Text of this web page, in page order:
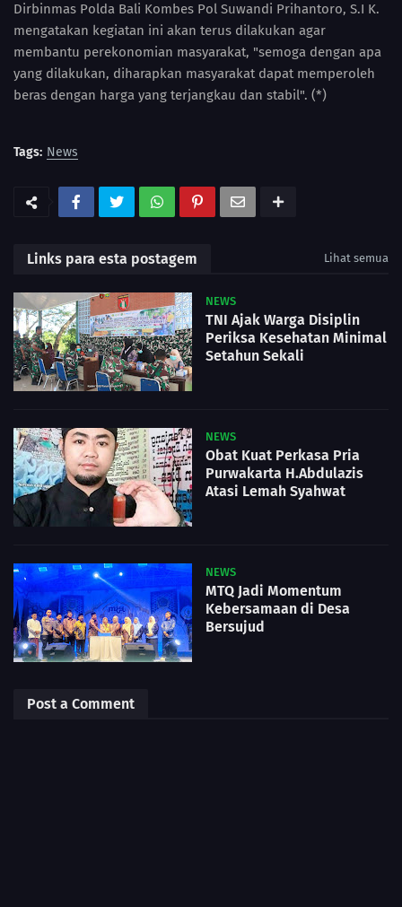
Dirbinmas Polda Bali Kombes Pol Suwandi Prihantoro, S.I K.
mengatakan kegiatan ini akan terus dilakukan agar
membantu perekonomian masyarakat, "semoga dengan apa
yang dilakukan, diharapkan masyarakat dapat memperoleh
beras dengan harga yang terjangkau dan stabil". (*)
Tags: News
Links para esta postagem Lihat semua
NEWS
TNI Ajak Warga Disiplin
Periksa Kesehatan Minimal
Setahun Sekali
NEWS
Obat Kuat Perkasa Pria
Purwakarta H.Abdulazis
Atasi Lemah Syahwat
NEWS
MTQ Jadi Momentum
Kebersamaan di Desa
Bersujud
Post a Comment